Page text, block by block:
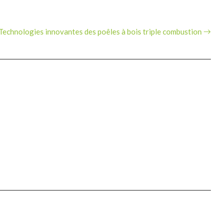
innovantes des poêles à bois triple combustion